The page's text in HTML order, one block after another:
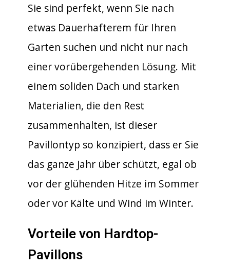
Sie sind perfekt, wenn Sie nach
etwas Dauerhafterem für Ihren
Garten suchen und nicht nur nach
einer vorübergehenden Lösung. Mit
einem soliden Dach und starken
Materialien, die den Rest
zusammenhalten, ist dieser
Pavillontyp so konzipiert, dass er Sie
das ganze Jahr über schützt, egal ob
vor der glühenden Hitze im Sommer
oder vor Kälte und Wind im Winter.
Vorteile von Hardtop-
Pavillons